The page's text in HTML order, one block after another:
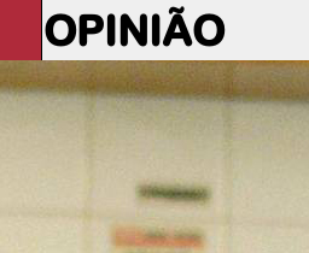
OPINIÃO